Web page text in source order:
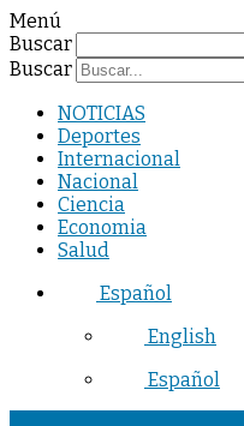
Menú
Buscar
Buscar
NOTICIAS
Deportes
Internacional
Nacional
Ciencia
Economia
Salud
Español
English
Español